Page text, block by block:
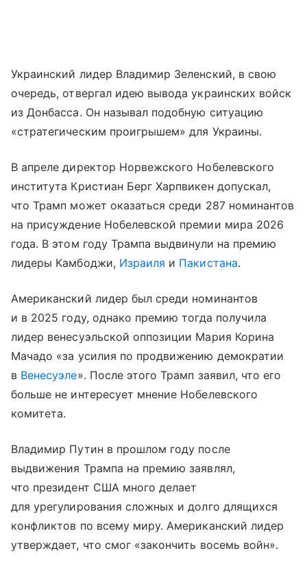
Украинский лидер Владимир Зеленский, в свою
очередь, отвергал идею вывода украинских войск
из Донбасса. Он называл подобную ситуацию
«стратегическим проигрышем» для Украины.
В апреле директор Норвежского Нобелевского
института Кристиан Берг Харпвикен допускал,
что Трамп может оказаться среди 287 номинантов
на присуждение Нобелевской премии мира 2026
года. В этом году Трампа выдвинули на премию
лидеры Камбоджи, Израиля и Пакистана.
Американский лидер был среди номинантов
и в 2025 году, однако премию тогда получила
лидер венесуэльской оппозиции Мария Корина
Мачадо «за усилия по продвижению демократии
в Венесуэле». После этого Трамп заявил, что его
больше не интересует мнение Нобелевского
комитета.
Владимир Путин в прошлом году после
выдвижения Трампа на премию заявлял,
что президент США много делает
для урегулирования сложных и долго длящихся
конфликтов по всему миру. Американский лидер
утверждает, что смог «закончить восемь войн».